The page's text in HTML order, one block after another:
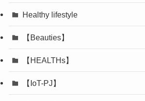
Healthy lifestyle
【Beauties】
【HEALTHs】
【IoT-PJ】